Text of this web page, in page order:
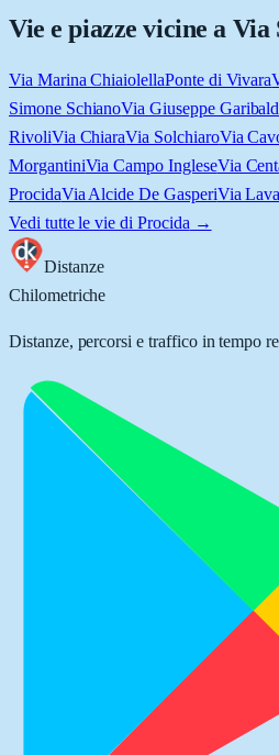
Vie e piazze vicine a Via
Via Marina ChiaiolellaPonte di Vivara
Simone SchianoVia Giuseppe
RivoliVia ChiaraVia SolchiaroVia
MorgantiniVia Campo IngleseVia
ProcidaVia Alcide De GasperiVia
Vedi tutte le vie di Procida →
Distanze
Chilometriche
Distanze, percorsi e traffico in tempo